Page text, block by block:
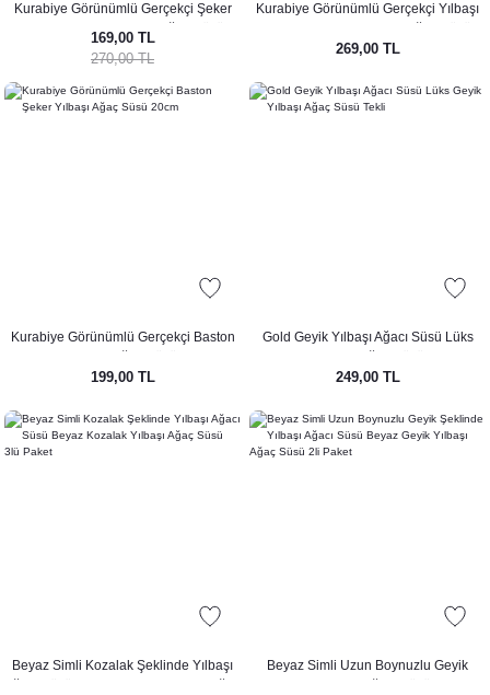
Kurabiye Görünümlü Gerçekçi Şeker
Paketi Şeklinde Yılbaşı Ağaç Süsü
18cm
169,00 TL
270,00 TL
Kurabiye Görünümlü Gerçekçi Yılbaşı
16cm
269,00 TL
Kurabiye Görünümlü Gerçekçi Baston
199,00 TL
Gold Geyik Yılbaşı Ağacı Süsü Lüks
249,00 TL
Beyaz Simli Kozalak Şeklinde Yılbaşı
Beyaz Simli Uzun Boynuzlu Geyik